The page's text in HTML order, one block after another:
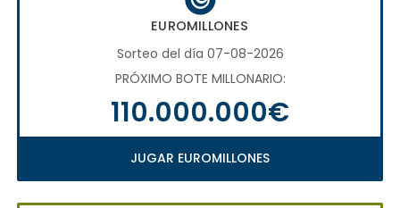
EUROMILLONES
Sorteo del día 07-08-2026
PRÓXIMO BOTE MILLONARIO:
110.000.000€
JUGAR EUROMILLONES